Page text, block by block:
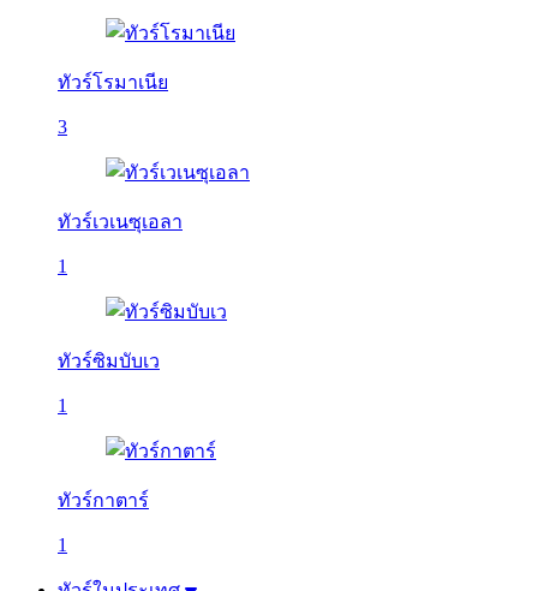
ทัวร์โรมาเนีย
3
ทัวร์เวเนซุเอลา
1
ทัวร์ซิมบับเว
1
ทัวร์กาตาร์
1